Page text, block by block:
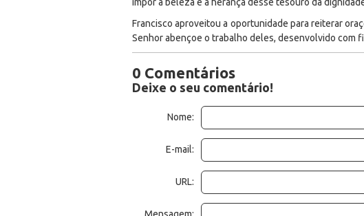
Francisco aproveitou a oportunidade para reiterar
Senhor abençoe o trabalho deles, desenvolvido com
0 Comentários
Deixe o seu comentário!
Nome:
E-mail:
URL: